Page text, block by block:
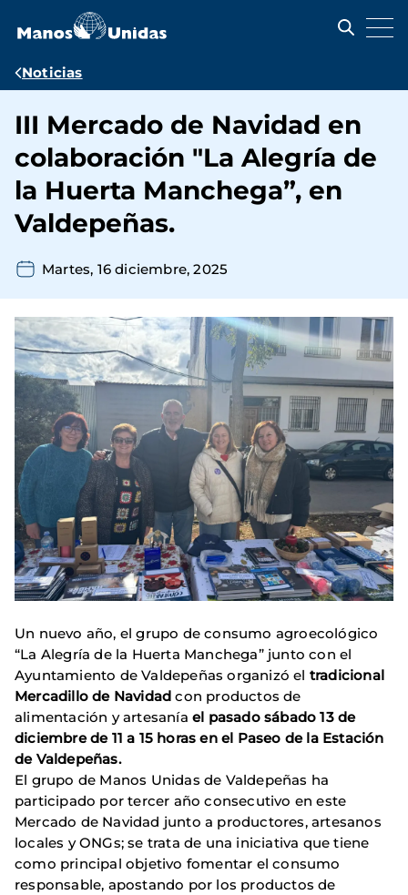
contenido
Ruta
navegación
Noticias
III Mercado de Navidad en
colaboración "La Alegría de
la Huerta Manchega”, en
Valdepeñas.
Martes, 16 diciembre, 2025
Un nuevo año, el grupo de consumo agroecológico
“La Alegría de la Huerta Manchega” junto con el
Ayuntamiento de Valdepeñas organizó el tradicional
Mercadillo de Navidad con productos de
alimentación y artesanía el pasado sábado 13 de
diciembre de 11 a 15 horas en el Paseo de la Estación
de Valdepeñas.
El grupo de Manos Unidas de Valdepeñas ha
participado por tercer año consecutivo en este
Mercado de Navidad junto a productores, artesanos
locales y ONGs; se trata de una iniciativa que tiene
como principal objetivo fomentar el consumo
responsable, apostando por los productos de